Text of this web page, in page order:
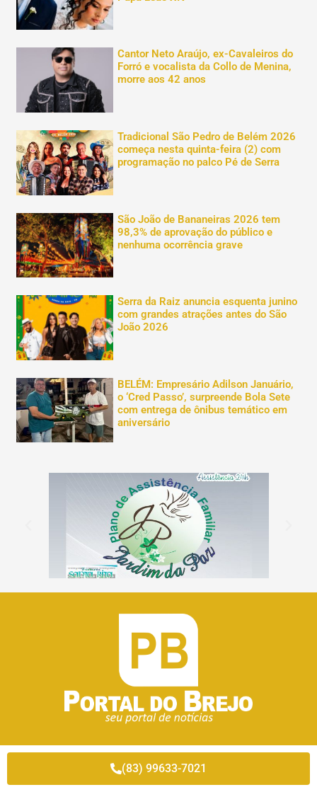
Cantor Neto Araújo, ex-Cavaleiros do
Forró e vocalista da Collo de Menina,
morre aos 42 anos
Tradicional São Pedro de Belém 2026
começa nesta quinta-feira (2) com
programação no palco Pé de Serra
São João de Bananeiras 2026 tem
98,3% de aprovação do público e
nenhuma ocorrência grave
Serra da Raiz anuncia esquenta junino
com grandes atrações antes do São
João 2026
BELÉM: Empresário Adilson Januário,
o ‘Cred Passo’, surpreende Bola Sete
com entrega de ônibus temático em
aniversário
(83) 99633-7021